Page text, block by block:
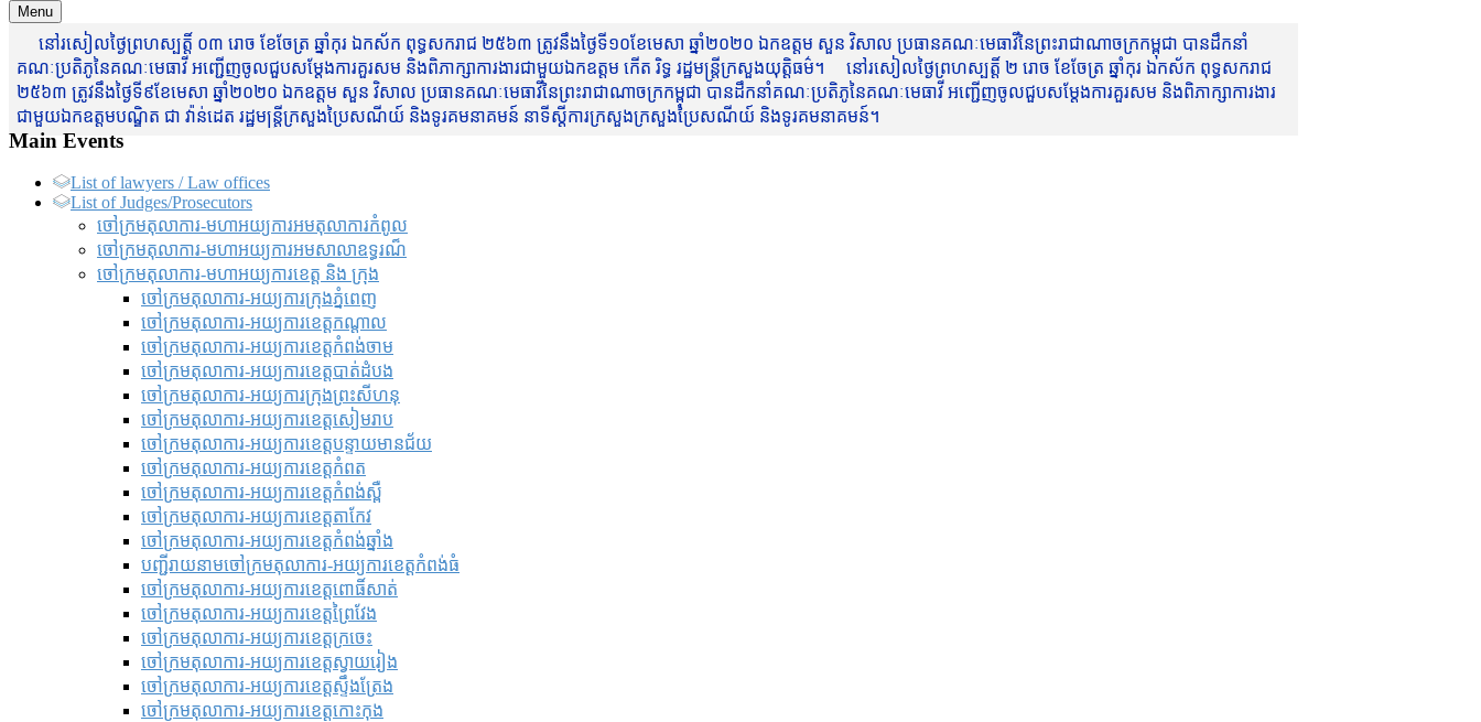
Menu
នៅរសៀលថ្ងៃព្រហស្បត្តិ៍ ០៣ រោច ខែចែត្រ ឆ្នាំកុរ ឯកស័ក ពុទ្ធសករាជ ២៥៦៣ ត្រូវនឹងថ្ងៃទី១០ខែមេសា ឆ្នាំ២០២០ ឯកឧត្តម សួន វិសាល ប្រធានគណៈមេធាវីនៃព្រះរាជាណាចក្រកម្ពុជា បានដឹកនាំ
គណៈប្រតិភូនៃគណៈមេធាវី អញ្ជើញចូលជួបសម្តែងការគួរសម និងពិភាក្សាការងារជាមួយឯកឧត្តម កើត រិទ្ធ រដ្ឋមន្ត្រីក្រសួងយុត្តិធម៌។ នៅរសៀលថ្ងៃព្រហស្បត្តិ៍ ២ រោច ខែចែត្រ ឆ្នាំកុរ ឯកស័ក ពុទ្ធសករាជ
២៥៦៣ ត្រូវនឹងថ្ងៃទី៩ខែមេសា ឆ្នាំ២០២០ ឯកឧត្តម សួន វិសាល ប្រធានគណៈមេធាវីនៃព្រះរាជាណាចក្រកម្ពុជា បានដឹកនាំគណៈប្រតិភូនៃគណៈមេធាវី អញ្ជើញចូលជួបសម្តែងការគួរសម និងពិភាក្សាការងារ
ជាមួយឯកឧត្តមបណ្ឌិត ជា វ៉ាន់ដេត រដ្ឋមន្រ្តីក្រសួងប្រៃសណីយ៍ និងទូរគមនាគមន៍ នាទីស្តីការក្រសួងក្រសួងប្រៃសណីយ៍ និងទូរគមនាគមន៍។
Main Events
List of lawyers / Law offices
List of Judges/Prosecutors
ចៅក្រមតុលាការ-មហាអយ្យការអមតុលាការកំពូល
ចៅក្រមតុលាការ-មហាអយ្យការអមសាលាឧទ្ធរណ៏
ចៅក្រមតុលាការ-មហាអយ្យការខេត្ត និង ក្រុង
ចៅក្រមតុលាការ-អយ្យការក្រុងភ្នំពេញ
ចៅក្រមតុលាការ-អយ្យការខេត្តកណ្តាល
ចៅក្រមតុលាការ-អយ្យការខេត្តកំពង់ចាម
ចៅក្រមតុលាការ-អយ្យការខេត្តបាត់ដំបង
ចៅក្រមតុលាការ-អយ្យការ​ក្រុងព្រះសីហនុ
ចៅក្រមតុលាការ-អយ្យការខេត្តសៀមរាប
ចៅក្រមតុលាការ-អយ្យការខេត្តបន្ទាយមានជ័យ
ចៅក្រមតុលាការ-អយ្យការខេត្តកំពត
ចៅក្រមតុលាការ-អយ្យការខេត្តកំពង់ស្ពឺ
ចៅក្រមតុលាការ-អយ្យការខេត្តតាកែវ
ចៅក្រមតុលាការ-អយ្យការខេត្តកំពង់ឆ្នាំង
បញ្ជីរាយនាមចៅក្រមតុលាការ-អយ្យការខេត្តកំពង់ធំ
ចៅក្រមតុលាការ-អយ្យការខេត្តពោធិ៍សាត់
ចៅក្រមតុលាការ-អយ្យការខេត្តព្រៃវែង
ចៅក្រមតុលាការ-អយ្យការខេត្តក្រចេះ
ចៅក្រមតុលាការ-អយ្យការខេត្តស្វាយរៀង
ចៅក្រមតុលាការ-អយ្យការខេត្តស្ទឹងត្រែង
ចៅក្រមតុលាការ-អយ្យការខេត្តកោះកុង